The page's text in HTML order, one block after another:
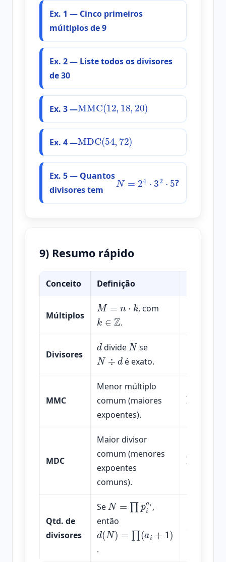
Ex. 1 — Cinco primeiros
múltiplos de 9
Ex. 2 — Liste todos os divisores
de 30
Ex. 3 —MMC(12 18 20)
Ex. 4 —MDC(54 72)
Ex. 5 — Quantos
divisores tem
N= 4⋅3 2⋅5 ?
9) Resumo rápido
Conceito Definição
Múltiplos
M=
, com
k∈ Z
.
Divisores
d
divide
N
se
N÷d
é exato.
MMC
Menor múltiplo
comum (maiores
expoentes).
MMC
MDC
Maior divisor
comum (menores
expoentes
comuns).
MDC
Qtd. de
divisores
Se
N= pia
,
então
d(N)= (ai+
.